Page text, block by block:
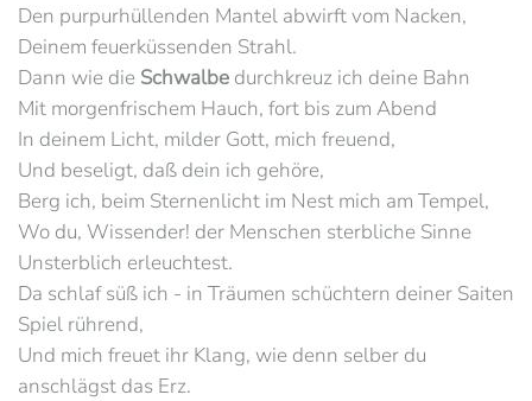
Den purpurhüllenden Mantel abwirft vom Nacken,
Deinem feuerküssenden Strahl.
Dann wie die Schwalbe durchkreuz ich deine Bahn
Mit morgenfrischem Hauch, fort bis zum Abend
In deinem Licht, milder Gott, mich freuend,
Und beseligt, daß dein ich gehöre,
Berg ich, beim Sternenlicht im Nest mich am Tempel,
Wo du, Wissender! der Menschen sterbliche Sinne
Unsterblich erleuchtest.
Da schlaf süß ich - in Träumen schüchtern deiner Saiten
Spiel rührend,
Und mich freuet ihr Klang, wie denn selber du
anschlägst das Erz.